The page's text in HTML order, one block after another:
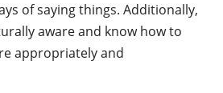
of saying things. Additionally,
aware and know how to
appropriately and